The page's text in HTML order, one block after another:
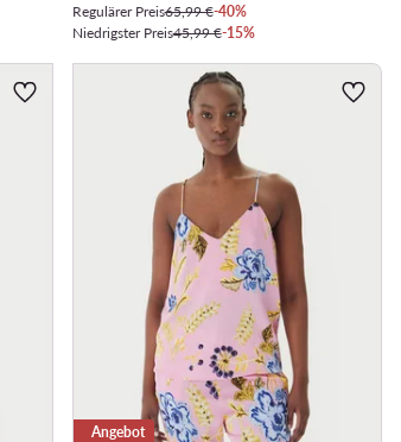
Regulärer Preis65,99 €-40%
Niedrigster Preis45,99 €-15%
Angebot